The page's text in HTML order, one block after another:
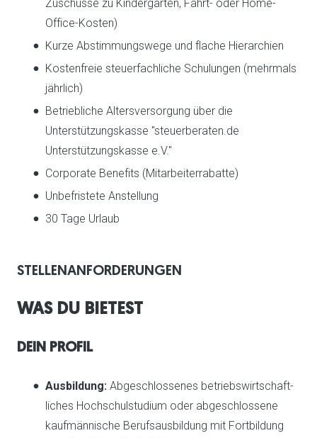
Zuschüsse zu Kindergarten, Fahrt- oder Home-
Office-Kosten)
Kurze Abstimmungswege und flache Hierarchien
Kostenfreie steuerfachliche Schulungen (mehrmals
jährlich)
Betriebliche Altersversorgung über die
Unterstützungskasse "steuerberaten.de
Unterstützungskasse e.V."
Corporate Benefits (Mitarbeiterrabatte)
Unbefristete Anstellung
30 Tage Urlaub
STELLENANFORDERUNGEN
WAS DU BIETEST
DEIN PROFIL
Ausbildung: Abgeschlossenes betriebs­wirtschaft­
liches Hochschulstudium oder abgeschlossene
kaufmännische Berufsausbildung mit Fortbildung